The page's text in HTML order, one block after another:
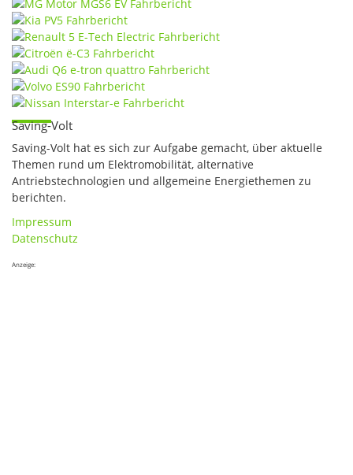
Saving-Volt
Saving-Volt hat es sich zur Aufgabe gemacht, über aktuelle
Themen rund um Elektromobilität, alternative
Antriebstechnologien und allgemeine Energiethemen zu
berichten.
Impressum
Datenschutz
Anzeige: